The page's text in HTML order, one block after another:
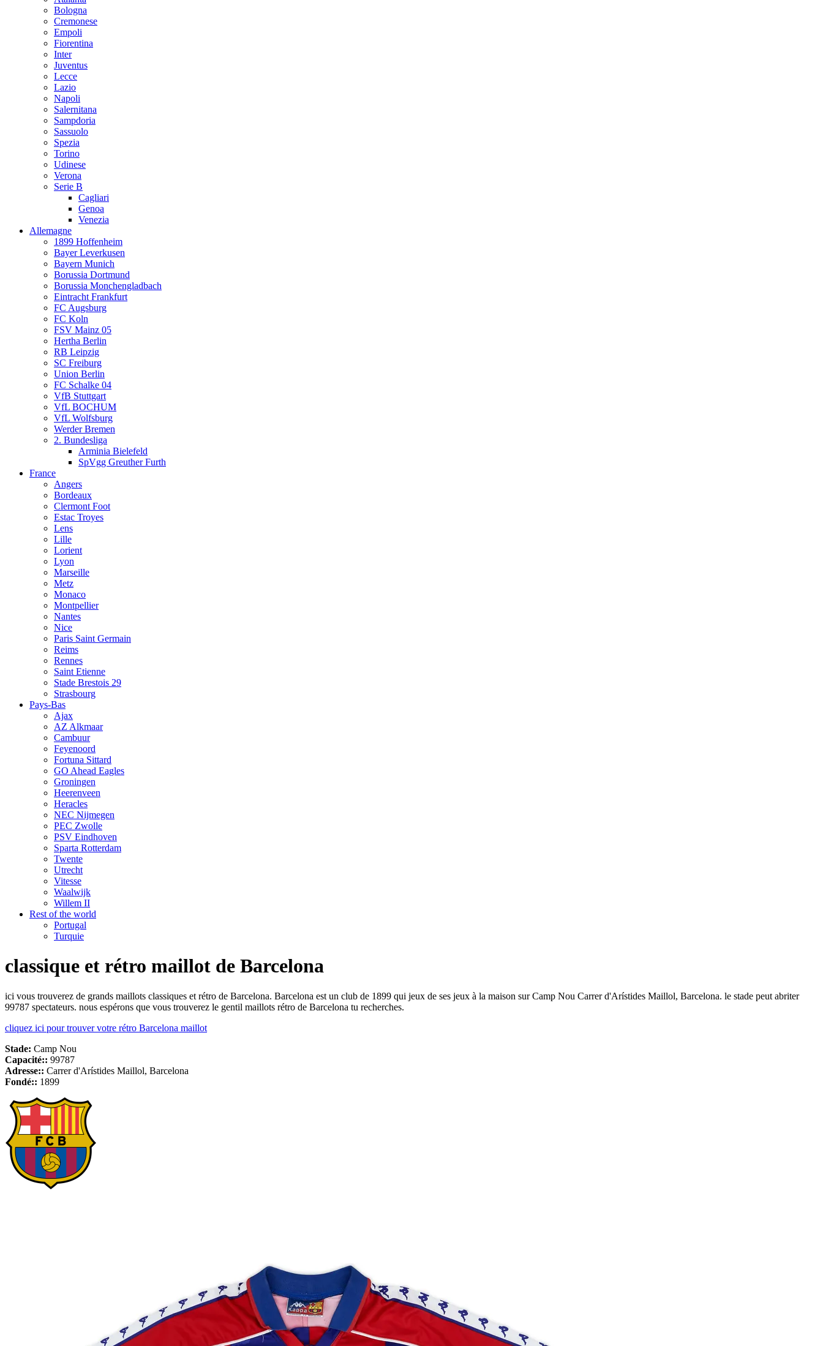
Bologna
Cremonese
Empoli
Fiorentina
Inter
Juventus
Lecce
Lazio
Napoli
Salernitana
Sampdoria
Sassuolo
Spezia
Torino
Udinese
Verona
Serie B
Cagliari
Genoa
Venezia
Allemagne
1899 Hoffenheim
Bayer Leverkusen
Bayern Munich
Borussia Dortmund
Borussia Monchengladbach
Eintracht Frankfurt
FC Augsburg
FC Koln
FSV Mainz 05
Hertha Berlin
RB Leipzig
SC Freiburg
Union Berlin
FC Schalke 04
VfB Stuttgart
VfL BOCHUM
VfL Wolfsburg
Werder Bremen
2. Bundesliga
Arminia Bielefeld
SpVgg Greuther Furth
France
Angers
Bordeaux
Clermont Foot
Estac Troyes
Lens
Lille
Lorient
Lyon
Marseille
Metz
Monaco
Montpellier
Nantes
Nice
Paris Saint Germain
Reims
Rennes
Saint Etienne
Stade Brestois 29
Strasbourg
Pays-Bas
Ajax
AZ Alkmaar
Cambuur
Feyenoord
Fortuna Sittard
GO Ahead Eagles
Groningen
Heerenveen
Heracles
NEC Nijmegen
PEC Zwolle
PSV Eindhoven
Sparta Rotterdam
Twente
Utrecht
Vitesse
Waalwijk
Willem II
Rest of the world
Portugal
Turquie
classique et rétro maillot de Barcelona
ici vous trouverez de grands maillots classiques et rétro de Barcelona. Barcelona est un club de 1899 qui jeux de ses jeux à la maison sur Camp Nou Carrer d'Arístides Maillol, Barcelona. le stade peut abriter
99787 spectateurs. nous espérons que vous trouverez le gentil maillots rétro de Barcelona tu recherches.
cliquez ici pour trouver votre rétro Barcelona maillot
Stade: Camp Nou
Capacité:: 99787
Adresse:: Carrer d'Arístides Maillol, Barcelona
Fondé:: 1899